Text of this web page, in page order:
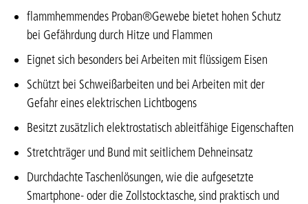
flammhemmendes Proban®Gewebe bietet hohen Schutz
bei Gefährdung durch Hitze und Flammen
Eignet sich besonders bei Arbeiten mit flüssigem Eisen
Schützt bei Schweißarbeiten und bei Arbeiten mit der
Gefahr eines elektrischen Lichtbogens
Besitzt zusätzlich elektrostatisch ableitfähige Eigenschaften
Stretchträger und Bund mit seitlichem Dehneinsatz
Durchdachte Taschenlösungen, wie die aufgesetzte
Smartphone- oder die Zollstocktasche, sind praktisch und